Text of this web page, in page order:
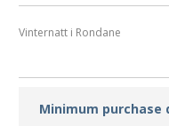
Vinternatt i Rondane
Minimum purchase